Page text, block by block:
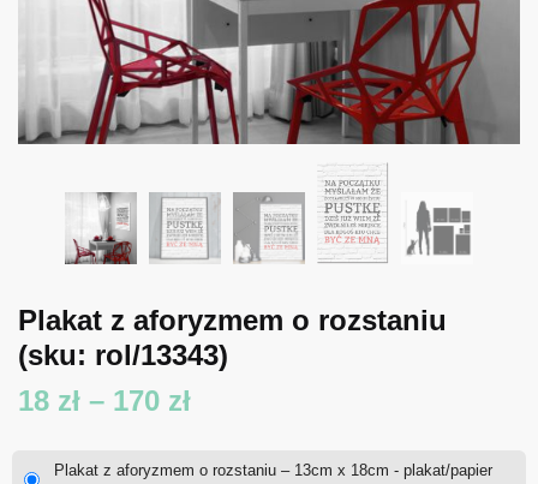
Plakat z aforyzmem o rozstaniu
(sku: rol/13343)
18 zł – 170 złZakres
Plakat z aforyzmem o rozstaniu – 13cm x 18cm - plakat/papier